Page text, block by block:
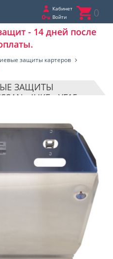
Кабинет
Войти
0
- 14 дней после
защиты картеров
ЗАЩИТЫ
- JUKE - YF15